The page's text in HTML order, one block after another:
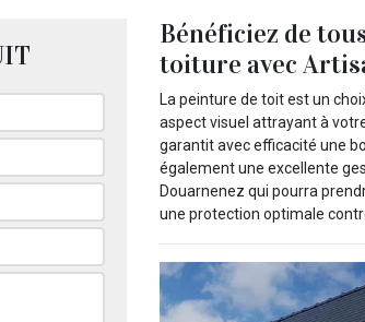
Bénéficiez de
toiture avec
La peinture de toit est un
aspect visuel attrayant à
garantit avec efficacité une
également une excellente
Douarnenez qui pourra
une protection optimale